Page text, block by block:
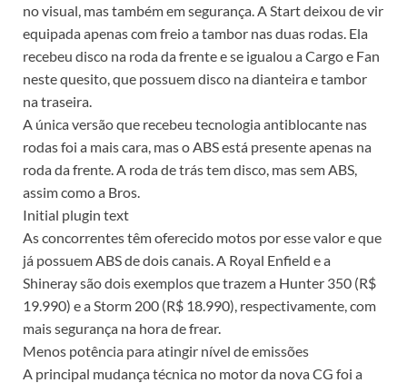
no visual, mas também em segurança. A Start deixou de vir
equipada apenas com freio a tambor nas duas rodas. Ela
recebeu disco na roda da frente e se igualou a Cargo e Fan
neste quesito, que possuem disco na dianteira e tambor
na traseira.
A única versão que recebeu tecnologia antiblocante nas
rodas foi a mais cara, mas o ABS está presente apenas na
roda da frente. A roda de trás tem disco, mas sem ABS,
assim como a Bros.
Initial plugin text
As concorrentes têm oferecido motos por esse valor e que
já possuem ABS de dois canais. A Royal Enfield e a
Shineray são dois exemplos que trazem a Hunter 350 (R$
19.990) e a Storm 200 (R$ 18.990), respectivamente, com
mais segurança na hora de frear.
Menos potência para atingir nível de emissões
A principal mudança técnica no motor da nova CG foi a